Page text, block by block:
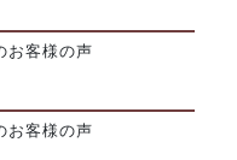
お客様の声
お客様の声